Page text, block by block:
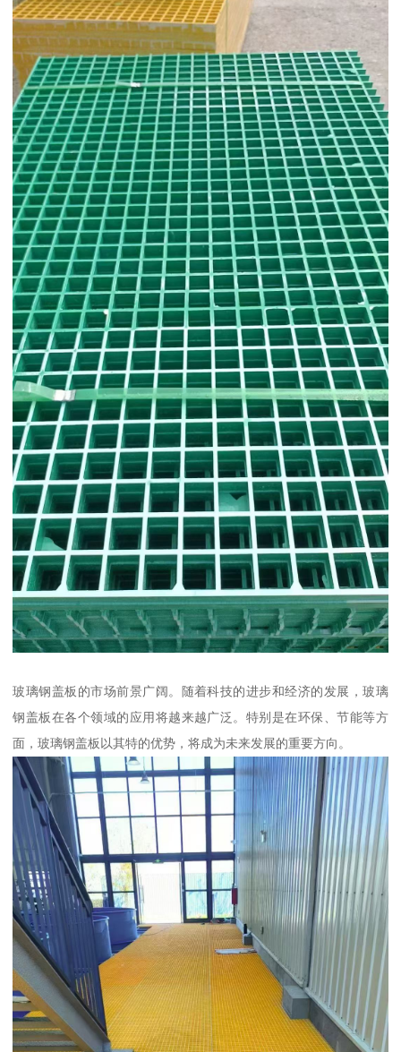
玻璃钢盖板的市场前景广阔。随着科技的进步和经济的发展，玻璃
钢盖板在各个领域的应用将越来越广泛。特别是在环保、节能等方
面，玻璃钢盖板以其特的优势，将成为未来发展的重要方向。